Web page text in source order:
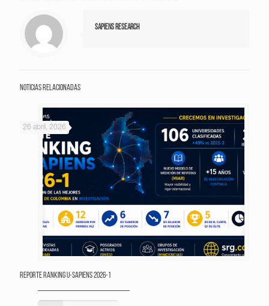
Sapiens Research
Noticias relacionadas
26 abril, 2026
Reporte Ranking U-Sapiens 2026-1